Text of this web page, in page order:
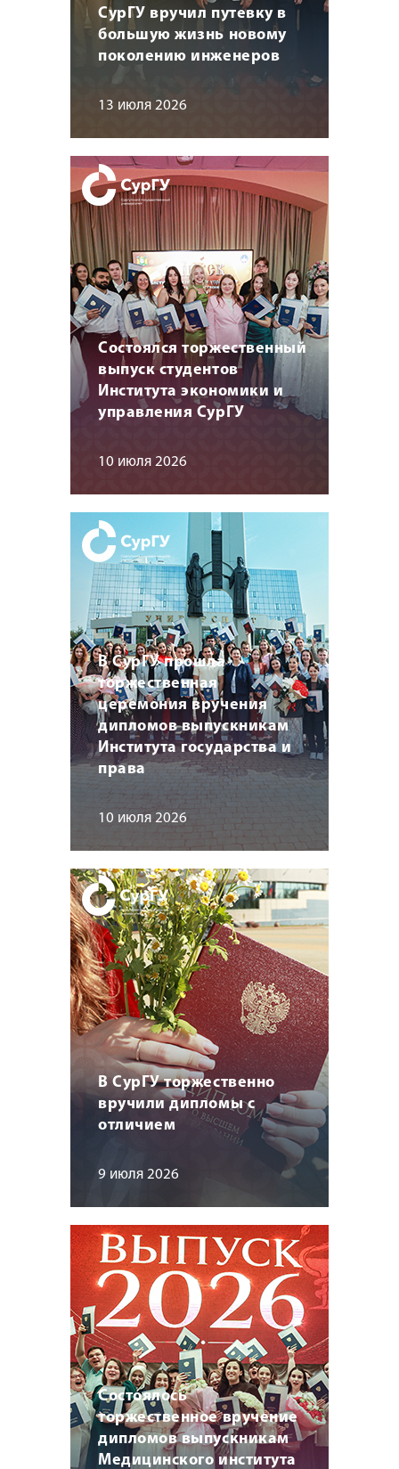
СурГУ вручил путевку в
большую жизнь новому
поколению инженеров
13 июля 2026
Состоялся торжественный
выпуск студентов
Института экономики и
управления СурГУ
10 июля 2026
В СурГУ прошла
торжественная
церемония вручения
дипломов выпускникам
Института государства и
права
10 июля 2026
В СурГУ торжественно
вручили дипломы с
отличием
9 июля 2026
Состоялось
торжественное вручение
дипломов выпускникам
Медицинского института